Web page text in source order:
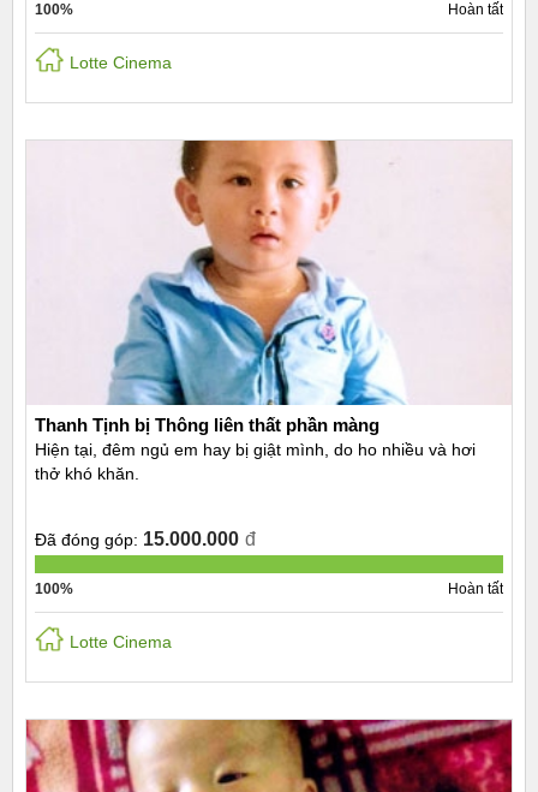
100% Hoàn tất
Lotte Cinema
Thanh Tịnh bị Thông liên thất phần màng
Hiện tại, đêm ngủ em hay bị giật mình, do ho nhiều và hơi
thở khó khăn.
Đã đóng góp: 15.000.000 đ
100% Hoàn tất
Lotte Cinema